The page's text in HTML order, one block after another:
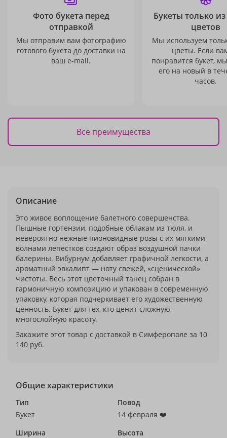
Фото букета перед
отправкой
Мы отправим вам фотографию
готового букета до доставки на
ваш e-mail.
Букеты только
цветов
Мы используем
цветы. Если
понравится букет,
его на новый в
часов.
Все преимущества
Описание
Это живое воплощение балетного совершенства.
Пышные гортензии, подобные облакам из тюля, и
невероятно нежные пионовидные розы с их мягкими
волнами лепестков создают образ воздушной пачки
балерины. Вибурнум добавляет графичной легкости, а
ароматный эвкалипт — ноту свежей, «сценической»
чистоты. Весь этот цветочный танец собран в
гармоничную композицию и упакован в современную
упаковку, которая подчеркивает его художественную
ценность. Букет для тех, кто ценит сложную,
многослойную красоту.
Закажите этот товар с доставкой в Симферополе за 10
140 руб.
Общие характеристики
Тип
Букет
Повод
14 февраля ❤️
Ширина
Высота